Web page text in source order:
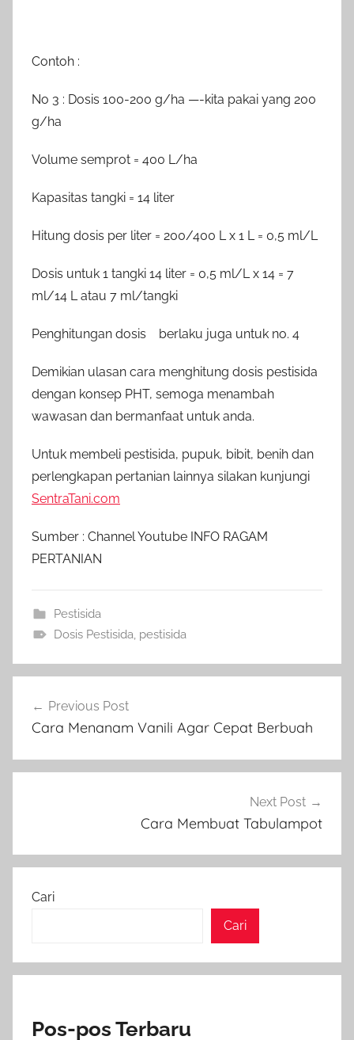
Contoh :
No 3 : Dosis 100-200 g/ha —-kita pakai yang 200
g/ha
Volume semprot = 400 L/ha
Kapasitas tangki = 14 liter
Hitung dosis per liter = 200/400 L x 1 L = 0,5 ml/L
Dosis untuk 1 tangki 14 liter = 0,5 ml/L x 14 = 7
ml/14 L atau 7 ml/tangki
Penghitungan dosis berlaku juga untuk no. 4
Demikian ulasan cara menghitung dosis pestisida
dengan konsep PHT, semoga menambah
wawasan dan bermanfaat untuk anda.
Untuk membeli pestisida, pupuk, bibit, benih dan
perlengkapan pertanian lainnya silakan kunjungi
SentraTani.com
Sumber : Channel Youtube INFO RAGAM
PERTANIAN
Pestisida
Dosis Pestisida, pestisida
pos
Previous Post
Cara Menanam Vanili Agar Cepat Berbuah
Next Post
Cara Membuat Tabulampot
Cari
Cari
Pos-pos Terbaru